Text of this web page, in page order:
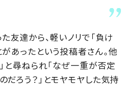
友達から、軽いノリで「負け
あったという投稿者さん。他
と尋ねられ「なぜ一重が否定
ろう？」とモヤモヤした気持